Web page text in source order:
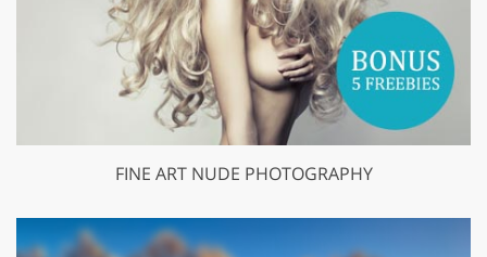
FINE ART NUDE PHOTOGRAPHY